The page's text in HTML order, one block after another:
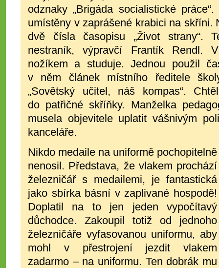
odznaky „Brigáda socialistické
umístěny v zaprášené krabici na skříni.
dvě čísla časopisu „Život strany“.
nestraník, výpravčí Frantík Rendl.
nožíkem a studuje. Jednou použil
v něm článek místního ředitele
„Sovětský učitel, náš kompas“.
do patřičné skříňky. Manželka
musela objevitele uplatit vášnivým
kanceláře.
Nikdo medaile na uniformě pochopitelně
nenosil. Představa, že vlakem prochází
železničář s medailemi, je fantastická
jako sbírka básní v zaplivané hospodě!
Doplatil na to jen jeden vypočítavý
důchodce. Zakoupil totiž od jednoho
železničáře vyfasovanou uniformu, aby
mohl v přestrojení jezdit vlakem
zadarmo – na uniformu. Ten dobrák mu